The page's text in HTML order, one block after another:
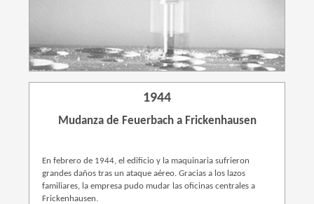
1944
Mudanza de Feuerbach a Frickenhausen
En febrero de 1944, el edificio y la maquinaria sufrieron
grandes daños tras un ataque aéreo. Gracias a los lazos
familiares, la empresa pudo mudar las oficinas centrales a
Frickenhausen.